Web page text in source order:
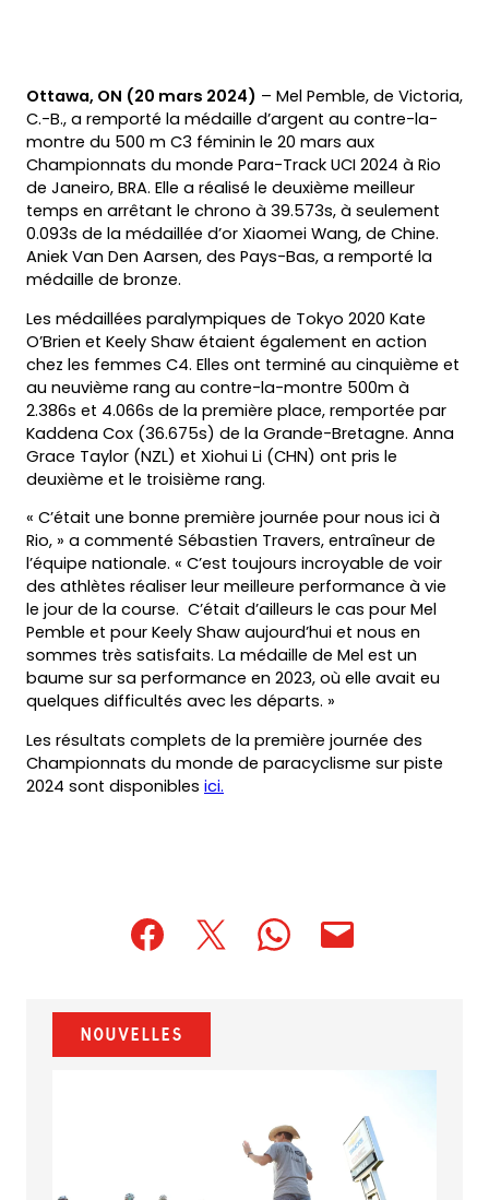
Ottawa, ON (20 mars 2024) – Mel Pemble, de Victoria,
C.-B., a remporté la médaille d’argent au contre-la-
montre du 500 m C3 féminin le 20 mars aux
Championnats du monde Para-Track UCI 2024 à Rio
de Janeiro, BRA. Elle a réalisé le deuxième meilleur
temps en arrêtant le chrono à 39.573s, à seulement
0.093s de la médaillée d’or Xiaomei Wang, de Chine.
Aniek Van Den Aarsen, des Pays-Bas, a remporté la
médaille de bronze.
Les médaillées paralympiques de Tokyo 2020 Kate
O’Brien et Keely Shaw étaient également en action
chez les femmes C4. Elles ont terminé au cinquième et
au neuvième rang au contre-la-montre 500m à
2.386s et 4.066s de la première place, remportée par
Kaddena Cox (36.675s) de la Grande-Bretagne. Anna
Grace Taylor (NZL) et Xiohui Li (CHN) ont pris le
deuxième et le troisième rang.
« C’était une bonne première journée pour nous ici à
Rio, » a commenté Sébastien Travers, entraîneur de
l’équipe nationale. « C’est toujours incroyable de voir
des athlètes réaliser leur meilleure performance à vie
le jour de la course. C’était d’ailleurs le cas pour Mel
Pemble et pour Keely Shaw aujourd’hui et nous en
sommes très satisfaits. La médaille de Mel est un
baume sur sa performance en 2023, où elle avait eu
quelques difficultés avec les départs. »
Les résultats complets de la première journée des
Championnats du monde de paracyclisme sur piste
2024 sont disponibles ici.
(opens
new
tab)
(opens
new
tab)
(opens(opens
(opens
Nouvelles